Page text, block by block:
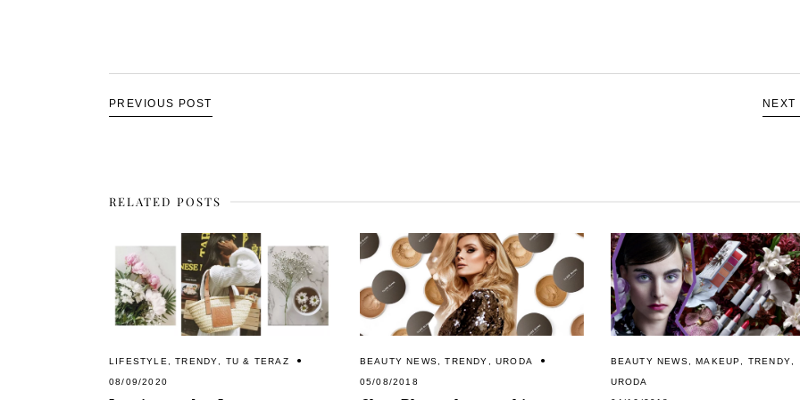
PREVIOUS POST NEXT
RELATED POSTS
LIFESTYLE ,TRENDY TU & TERAZ
08/09/2020
BEAUTY NEWS ,TRENDY ,URODA
05/08/2018
BEAUTY NEWS ,MAKEUP TRENDY
URODA